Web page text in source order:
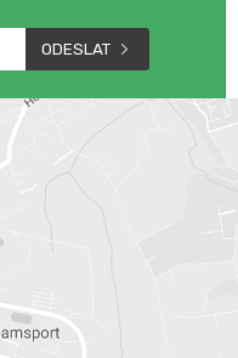
ODESLAT